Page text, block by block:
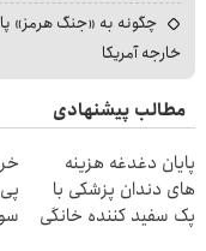
چگونه به «جنگ هرمز»
خارجه آمریکا
مطالب پیشنهادی
پایان دغدغه هزینه
های دندان پزشکی با
پک سفید کننده خانگی